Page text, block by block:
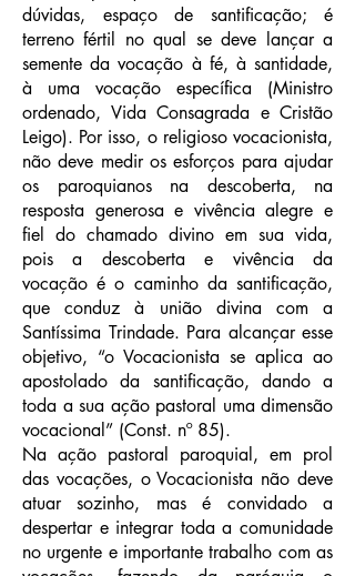
dúvidas, espaço de santificação; é
terreno fértil no qual se deve lançar a
semente da vocação à fé, à santidade,
à uma vocação específica (Ministro
ordenado, Vida Consagrada e Cristão
Leigo). Por isso, o religioso vocacionista,
não deve medir os esforços para ajudar
os paroquianos na descoberta, na
resposta generosa e vivência alegre e
fiel do chamado divino em sua vida,
pois a descoberta e vivência da
vocação é o caminho da santificação,
que conduz à união divina com a
Santíssima Trindade. Para alcançar esse
objetivo, “o Vocacionista se aplica ao
apostolado da santificação, dando a
toda a sua ação pastoral uma dimensão
vocacional” (Const. nº 85).
Na ação pastoral paroquial, em prol
das vocações, o Vocacionista não deve
atuar sozinho, mas é convidado a
despertar e integrar toda a comunidade
no urgente e importante trabalho com as